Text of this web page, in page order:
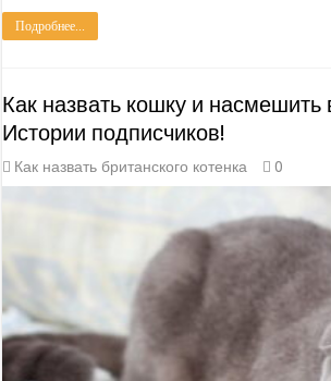
Подробнее...
Как назвать кошку и насмешить
Истории подписчиков!
Как назвать британского котенка 0